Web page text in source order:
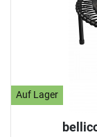
Auf Lager